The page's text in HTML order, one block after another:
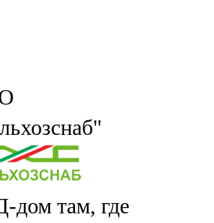
дом там, где